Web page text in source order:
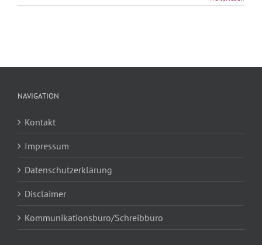
NAVIGATION
Kontakt
Impressum
Datenschutzerklärung
Disclaimer
Kommunikationsbüro/Schreibbüro